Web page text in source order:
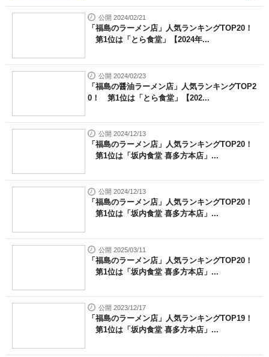
公開 2024/02/21
「福島のラーメン店」人気ランキングTOP20！
第1位は「とら食堂」【2024年...
公開 2024/02/23
「福島の醤油ラーメン店」人気ランキングTOP2
0！ 第1位は「とら食堂」【202...
公開 2024/12/13
「福島のラーメン店」人気ランキングTOP20！
第1位は「坂内食堂 喜多方本店」...
公開 2024/12/13
「福島のラーメン店」人気ランキングTOP20！
第1位は「坂内食堂 喜多方本店」...
公開 2025/03/11
「福島のラーメン店」人気ランキングTOP20！
第1位は「坂内食堂 喜多方本店」...
公開 2023/12/17
「福島のラーメン店」人気ランキングTOP19！
第1位は「坂内食堂 喜多方本店」...